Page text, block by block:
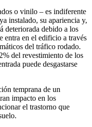
o vinilo – es indiferente
instalado, su apariencia y,
deteriorada debido a los
entra en el edificio a través
del tráfico rodado.
del revestimiento de los
puede desgastarse
temprana de un
impacto en los
el trastorno que